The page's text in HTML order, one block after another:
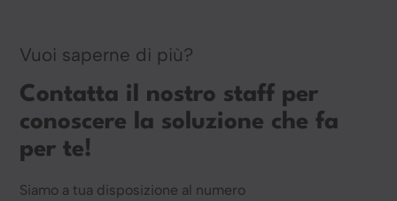
Vuoi saperne di più?
Contatta il nostro staff per
conoscere la soluzione che fa
per te!
Siamo a tua disposizione al numero